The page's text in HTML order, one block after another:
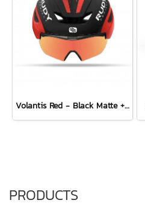
Volantis Red - Black Matte + Multilaser Orange Combo Set
PRODUCTS